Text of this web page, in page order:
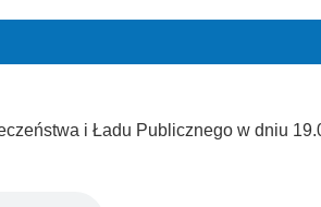
i Ładu Publicznego w dniu